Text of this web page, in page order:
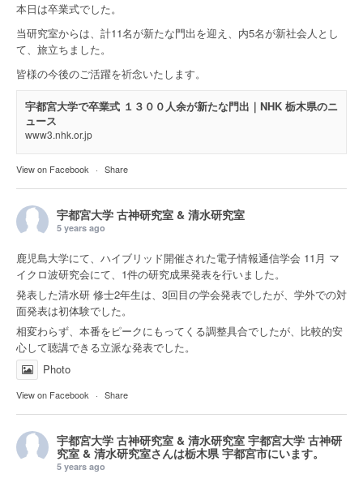
本日は卒業式でした。
当研究室からは、計11名が新たな門出を迎え、内5名が新社会人とし
て、旅立ちました。
皆様の今後のご活躍を祈念いたします。
宇都宮大学で卒業式 １３００人余が新たな門出｜NHK 栃木県のニ
ュース
www3.nhk.or.jp
View on Facebook · Share
宇都宮大学 古神研究室 & 清水研究室
5 years ago
鹿児島大学にて、ハイブリッド開催された電子情報通信学会 11月 マ
イクロ波研究会にて、1件の研究成果発表を行いました。
発表した清水研 修士2年生は、3回目の学会発表でしたが、学外での対
面発表は初体験でした。
相変わらず、本番をピークにもってくる調整具合でしたが、比較的安
心して聴講できる立派な発表でした。
Photo
View on Facebook · Share
宇都宮大学 古神研究室 & 清水研究室 宇都宮大学 古神研
究室 & 清水研究室さんは栃木県 宇都宮市にいます。
5 years ago